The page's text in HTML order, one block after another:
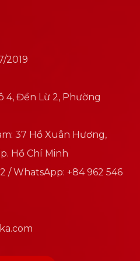
2019
4, Đền Lừ 2, Phường
37 Hồ Xuân Hương,
Hồ Chí Minh
/ WhatsApp: +84 962 546